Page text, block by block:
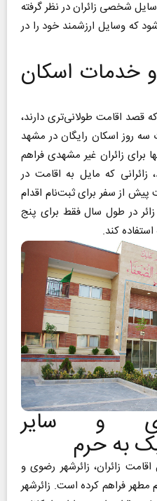
شخصی زائران در نظر گرفته
که وسایل ارزشمند خود را در
خدمات اسکان
قصد اقامت طولانی‌تری دارند،
سه روز اسکان رایگان در مشهد
برای زائران غیر مشهدی فراهم
که مایل به اقامت در
از سفر برای ثبت‌نام اقدام
در طول سال فقط برای پنج
کند.
و سایر
به حرم
زائران، زائرشهر رضوی و
مطهر فراهم کرده است. زائرشهر